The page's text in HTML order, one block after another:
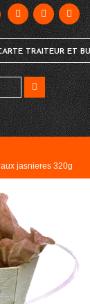
TRAITEUR ET
jasnieres 320g